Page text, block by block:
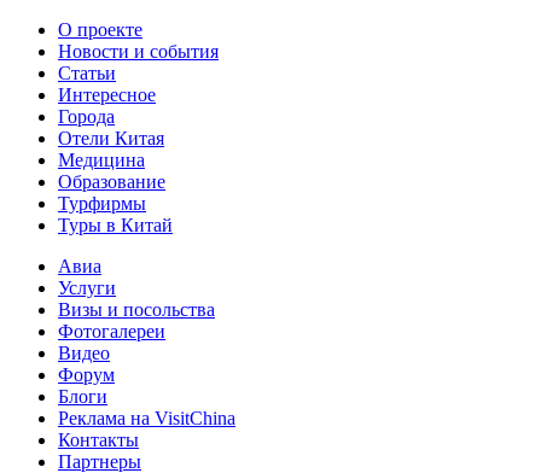
О проекте
Новости и события
Статьи
Интересное
Города
Отели Китая
Медицина
Образование
Турфирмы
Туры в Китай
Авиа
Услуги
Визы и посольства
Фотогалереи
Видео
Форум
Блоги
Реклама на VisitChina
Контакты
Партнеры